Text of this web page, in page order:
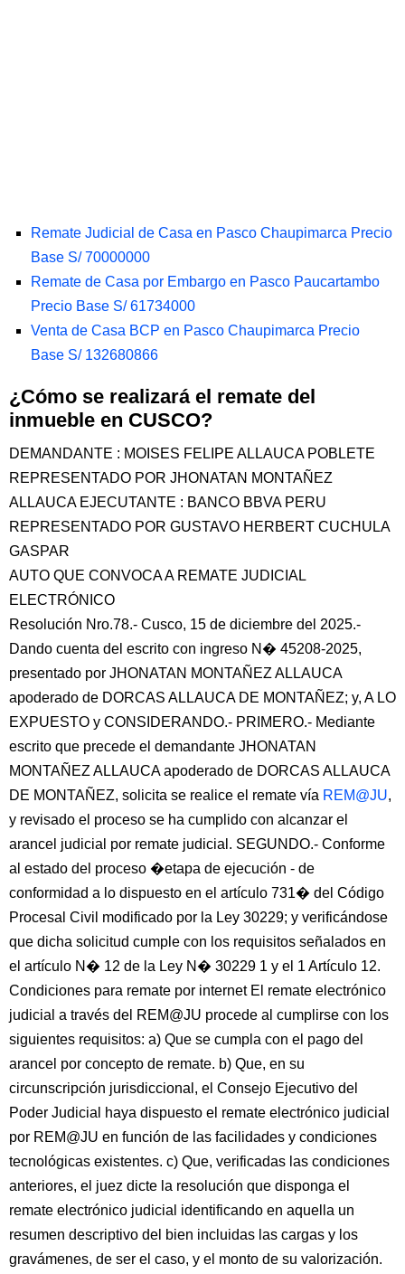
Remate Judicial de Casa en Pasco Chaupimarca Precio
Base S/ 70000000
Remate de Casa por Embargo en Pasco Paucartambo
Precio Base S/ 61734000
Venta de Casa BCP en Pasco Chaupimarca Precio
Base S/ 132680866
¿Cómo se realizará el remate del
inmueble en CUSCO?
DEMANDANTE : MOISES FELIPE ALLAUCA POBLETE
REPRESENTADO POR JHONATAN MONTAÑEZ
ALLAUCA EJECUTANTE : BANCO BBVA PERU
REPRESENTADO POR GUSTAVO HERBERT CUCHULA
GASPAR
AUTO QUE CONVOCA A REMATE JUDICIAL
ELECTRÓNICO
Resolución Nro.78.- Cusco, 15 de diciembre del 2025.-
Dando cuenta del escrito con ingreso N� 45208-2025,
presentado por JHONATAN MONTAÑEZ ALLAUCA
apoderado de DORCAS ALLAUCA DE MONTAÑEZ; y, A LO
EXPUESTO y CONSIDERANDO.- PRIMERO.- Mediante
escrito que precede el demandante JHONATAN
MONTAÑEZ ALLAUCA apoderado de DORCAS ALLAUCA
DE MONTAÑEZ, solicita se realice el remate vía REM@JU,
y revisado el proceso se ha cumplido con alcanzar el
arancel judicial por remate judicial. SEGUNDO.- Conforme
al estado del proceso �etapa de ejecución - de
conformidad a lo dispuesto en el artículo 731� del Código
Procesal Civil modificado por la Ley 30229; y verificándose
que dicha solicitud cumple con los requisitos señalados en
el artículo N� 12 de la Ley N� 30229 1 y el 1 Artículo 12.
Condiciones para remate por internet El remate electrónico
judicial a través del REM@JU procede al cumplirse con los
siguientes requisitos: a) Que se cumpla con el pago del
arancel por concepto de remate. b) Que, en su
circunscripción jurisdiccional, el Consejo Ejecutivo del
Poder Judicial haya dispuesto el remate electrónico judicial
por REM@JU en función de las facilidades y condiciones
tecnológicas existentes. c) Que, verificadas las condiciones
anteriores, el juez dicte la resolución que disponga el
remate electrónico judicial identificando en aquella un
resumen descriptivo del bien incluidas las cargas y los
gravámenes, de ser el caso, y el monto de su valorización.